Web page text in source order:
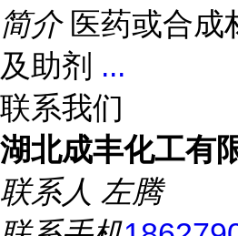
简介 医药或合成
及助剂 ...
联系我们
湖北成丰化工有
联系人 左腾